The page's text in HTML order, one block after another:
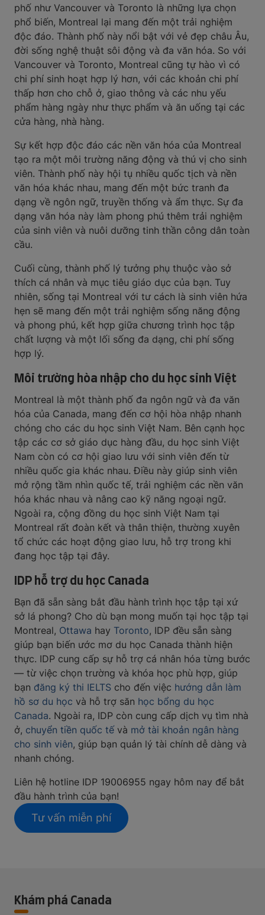
phố như Vancouver và Toronto là những lựa chọn
phổ biến, Montreal lại mang đến một trải nghiệm
độc đáo. Thành phố này nổi bật với vẻ đẹp châu Âu,
đời sống nghệ thuật sôi động và đa văn hóa. So với
Vancouver và Toronto, Montreal cũng tự hào vì có
chi phí sinh hoạt hợp lý hơn, với các khoản chi phí
thấp hơn cho chỗ ở, giao thông và các nhu yếu
phẩm hàng ngày như thực phẩm và ăn uống tại các
cửa hàng, nhà hàng.
Sự kết hợp độc đáo các nền văn hóa của Montreal
tạo ra một môi trường năng động và thú vị cho sinh
viên. Thành phố này hội tụ nhiều quốc tịch và nền
văn hóa khác nhau, mang đến một bức tranh đa
dạng về ngôn ngữ, truyền thống và ẩm thực. Sự đa
dạng văn hóa này làm phong phú thêm trải nghiệm
của sinh viên và nuôi dưỡng tinh thần công dân toàn
cầu.
Cuối cùng, thành phố lý tưởng phụ thuộc vào sở
thích cá nhân và mục tiêu giáo dục của bạn. Tuy
nhiên, sống tại Montreal với tư cách là sinh viên hứa
hẹn sẽ mang đến một trải nghiệm sống năng động
và phong phú, kết hợp giữa chương trình học tập
chất lượng và một lối sống đa dạng, chi phí sống
hợp lý.
Môi trường hòa nhập cho du học sinh Việt
Montreal là một thành phố đa ngôn ngữ và đa văn
hóa của Canada, mang đến cơ hội hòa nhập nhanh
chóng cho các du học sinh Việt Nam. Bên cạnh học
tập các cơ sở giáo dục hàng đầu, du học sinh Việt
Nam còn có cơ hội giao lưu với sinh viên đến từ
nhiều quốc gia khác nhau. Điều này giúp sinh viên
mở rộng tầm nhìn quốc tế, trải nghiệm các nền văn
hóa khác nhau và nâng cao kỹ năng ngoại ngữ.
Ngoài ra, cộng đồng du học sinh Việt Nam tại
Montreal rất đoàn kết và thân thiện, thường xuyên
tổ chức các hoạt động giao lưu, hỗ trợ trong khi
đang học tập tại đây.
IDP hỗ trợ du học Canada
Bạn đã sẵn sàng bắt đầu hành trình học tập tại xứ
sở lá phong? Cho dù bạn mong muốn tại học tập tại
Montreal, Ottawa hay Toronto, IDP đều sẵn sàng
giúp bạn biến ước mơ du học Canada thành hiện
thực. IDP cung cấp sự hỗ trợ cá nhân hóa từng bước
— từ việc chọn trường và khóa học phù hợp, giúp
bạn đăng ký thi IELTS cho đến việc hướng dẫn làm
hồ sơ du học và hỗ trợ săn học bổng du học
Canada. Ngoài ra, IDP còn cung cấp dịch vụ tìm nhà
ở, chuyển tiền quốc tếvà mở tài khoản ngân hàng
cho sinh viên, giúp bạn quản lý tài chính dễ dàng và
nhanh chóng.
Liên hệ hotline IDP 19006955 ngay hôm nay để bắt
đầu hành trình của bạn!
Tư vấn miễn phí
Khám phá Canada